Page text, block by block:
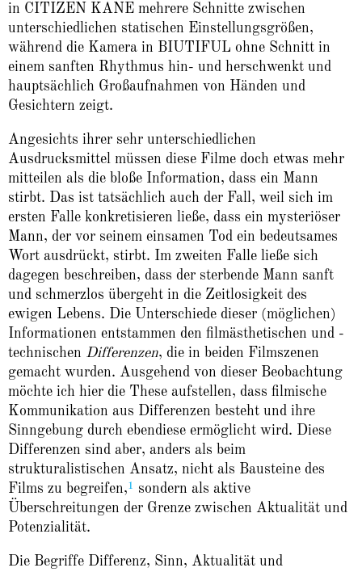
in CITIZEN KANE mehrere Schnitte zwischen
unterschiedlichen statischen Einstellungsgrößen,
während die Kamera in BIUTIFUL ohne Schnitt in
einem sanften Rhythmus hin- und herschwenkt und
hauptsächlich Großaufnahmen von Händen und
Gesichtern zeigt.
Angesichts ihrer sehr unterschiedlichen
Ausdrucksmittel müssen diese Filme doch etwas mehr
mitteilen als die bloße Information, dass ein Mann
stirbt. Das ist tatsächlich auch der Fall, weil sich im
ersten Falle konkretisieren ließe, dass ein mysteriöser
Mann, der vor seinem einsamen Tod ein bedeutsames
Wort ausdrückt, stirbt. Im zweiten Falle ließe sich
dagegen beschreiben, dass der sterbende Mann sanft
und schmerzlos übergeht in die Zeitlosigkeit des
ewigen Lebens. Die Unterschiede dieser (möglichen)
Informationen entstammen den filmästhetischen und -
technischen Differenzen, die in beiden Filmszenen
gemacht wurden. Ausgehend von dieser Beobachtung
möchte ich hier die These aufstellen, dass filmische
Kommunikation aus Differenzen besteht und ihre
Sinngebung durch ebendiese ermöglicht wird. Diese
Differenzen sind aber, anders als beim
strukturalistischen Ansatz, nicht als Bausteine des
Films zu begreifen,1
sondern als aktive
Überschreitungen der Grenze zwischen Aktualität und
Potenzialität.
Die Begriffe Differenz, Sinn, Aktualität und